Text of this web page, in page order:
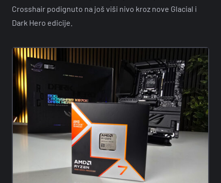
Crosshair podignuto na još viši nivo kroz nove Glacial i
Dark Hero edicije.